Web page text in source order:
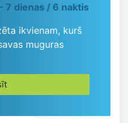
7 dienas / 6 naktis
ikvienam, kurš
muguras